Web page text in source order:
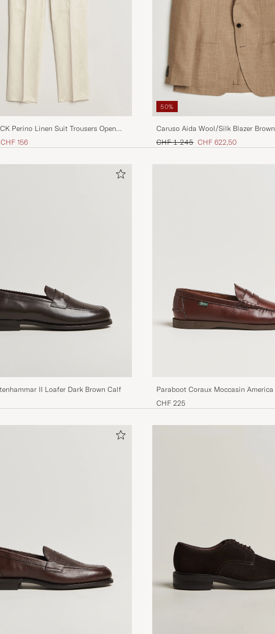
Perino Linen Suit Trousers Open
Reduzierter Preis
CHF 156
50%
Caruso Aida Wool/Silk Blazer Brown
Regulärer Preis
CHF 1 245 Reduzierter Preis
CHF 622,50
II Loafer Dark Brown Calf
Paraboot Coraux Moccasin America
CHF 225